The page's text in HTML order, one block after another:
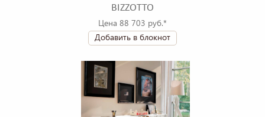
BIZZOTTO
Цена 88 703 руб.*
Добавить в блокнот